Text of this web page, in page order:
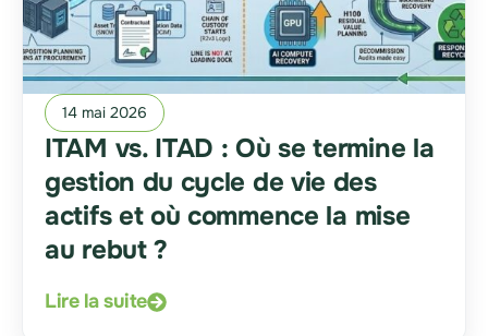
14 mai 2026
ITAM vs. ITAD : Où se termine la
gestion du cycle de vie des
actifs et où commence la mise
au rebut ?
Lire la suite